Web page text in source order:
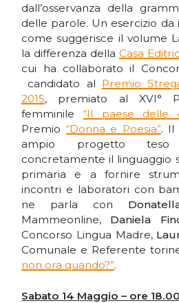
dall’osservanza della
delle parole. Un esercizio da
come suggerisce il volume
la differenza dellaCasa
cui ha collaborato il
candidato al Premio
2015, premiato al XVI°
femminile “Il paese delle
Premio “Donna e Poesia”. Il
ampio progetto
concretamente il linguaggio
primaria e a fornire
incontri e laboratori con
ne parla con
Mammeonline, Daniela
Concorso Lingua Madre,
Comunale e Referente
non ora quando?”.
Sabato 14 Maggio – ore 18.00